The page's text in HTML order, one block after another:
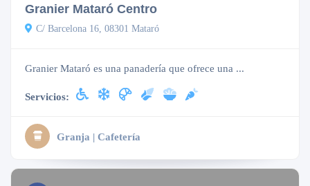
Granier Mataró Centro
C/ Barcelona 16, 08301 Mataró
Granier Mataró es una panadería que ofrece una ...
Servicios:
Granja | Cafetería